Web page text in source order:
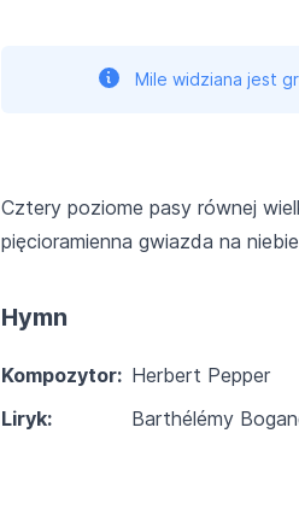
Mile widziana jest
Cztery poziome pasy równej
pięcioramienna gwiazda na
Hymn
Kompozytor: Herbert Pepper
Liryk:
Barthélémy